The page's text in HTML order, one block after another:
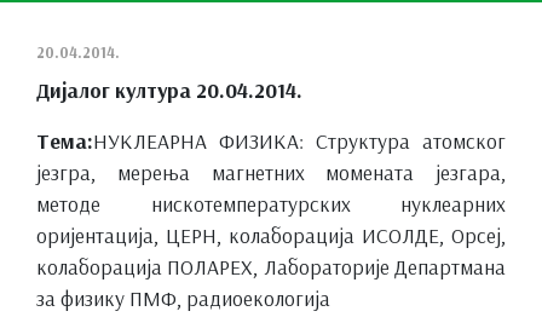
20.04.2014.
Дијалог култура 20.04.2014.
Тема:НУКЛЕАРНА ФИЗИКА: Структура атомског
језгра, мерења магнетних момената језгара,
методе нискотемпературских нуклеарних
оријентација, ЦЕРН, колаборација ИСОЛДЕ, Орсеј,
колаборација ПОЛАРЕX, Лабораторије Департмана
за физику ПМФ, радиоекологија